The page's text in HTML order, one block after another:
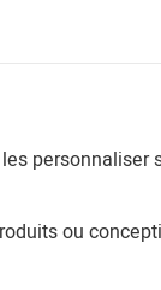
personnaliser
ou